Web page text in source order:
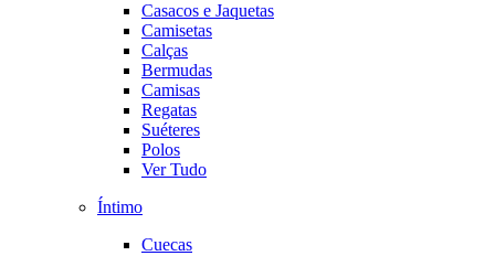
Casacos e Jaquetas
Camisetas
Calças
Bermudas
Camisas
Regatas
Suéteres
Polos
Ver Tudo
Íntimo
Cuecas